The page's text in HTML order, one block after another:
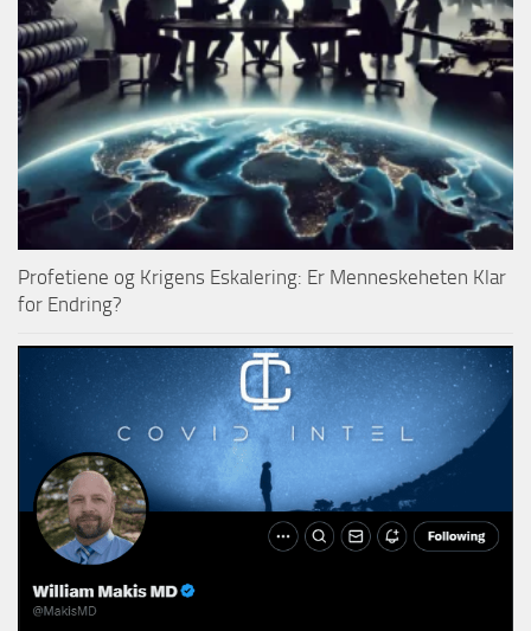
Profetiene og Krigens Eskalering: Er Menneskeheten Klar
for Endring?